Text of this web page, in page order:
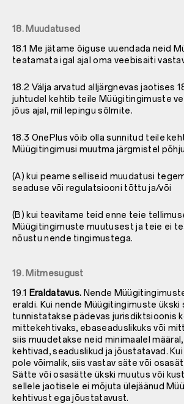
18. Muudatused
18.1 Me jätame õiguse uuendada neid
teatamata igal ajal oma veebisaiti
18.2 Välja arvatud alljärgnevas jaotises
juhtudel kehtib teile Müügitingimuste
jõus ajal, mil lepingu sõlmite.
18.3 OnePlus võib olla sunnitud teile
Müügitingimusi muutma järgmistel
(A) kui peame selliseid muudatusi
seaduse või regulatsiooni tõttu ja/või
(B) kui teavitame teid enne teie
Müügitingimuste muutusest ja teie ei
nõustu nende tingimustega.
19. Mitmesugust
19.1 Eraldatavus. Nende
eraldi. Kui nende Müügitingimuste
tunnistatakse pädevas jurisdiktsioonis
mittekehtivaks, ebaseaduslikuks või
siis muudetakse neid minimaalel
kehtivad, seaduslikud ja jõustatavad.
pole võimalik, siis vastav säte või
Sätte või osasätte ükski muutus või
sellele jaotisele ei mõjuta ülejäänud
kehtivust ega jõustatavust.